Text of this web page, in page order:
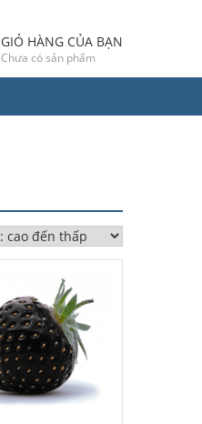
GIỎ HÀNG CỦA BẠN
Chưa có sản phẩm